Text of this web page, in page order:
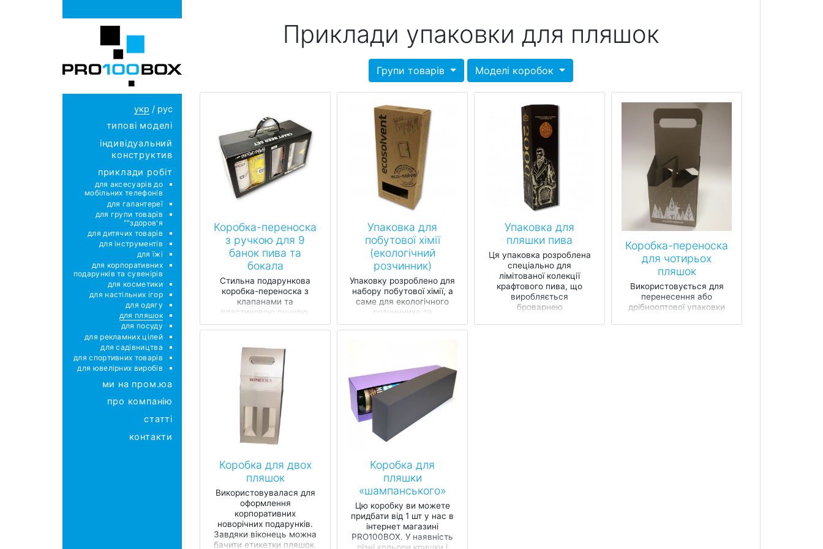
укр / рус
типові моделі
індивідуальний
конструктив
приклади робіт
для аксесуарів до
мобільних телефонів
для галантереї
для групи товарів
"здоров'я"
для дитячих товарів
для інструментів
для їжі
для корпоративних
подарунків та сувенірів
для косметики
для настільних ігор
для одягу
для пляшок
для посуду
для рекламних цілей
для садівництва
для спортивних товарів
для ювелірних виробів
ми на пром.юа
про компанію
статті
контакти
Приклади упаковки для пляшок
Групи товарів Моделі коробок
Коробка-переноска
з ручкою для 9
банок пива та
бокала
Стильна подарункова
коробка-переноска з
клапанами та
пластиковою ручкою,
розроблена спеціально
для 9 банок пива та
Коробка для двох
пляшок
Використовувалася для
оформлення
корпоративних
новорічних подарунків.
Завдяки віконець можна
бачити етикетки пляшок.
Упаковка для
побутової хімії
(екологічний
розчинник)
Упаковку розроблено для
набору побутової хімії, а
саме для екологічного
розчинника та
аксесуарів до нього.
Крафт-коробка з
Коробка для
пляшки
«шампанського»
Цю коробку ви можете
придбати від 1 шт у нас в
інтернет магазині
PRO100BOX. У наявність
Упаковка для
пляшки пива
Ця упаковка розроблена
спеціально для
лімітованої колекції
крафтового пива, що
виробляється
броварнею
поціновува...
Коробка-переноска
для чотирьох
пляшок
Використовується для
перенесення або
дрібнооптової упаковки
або інших напоїв. Розмір